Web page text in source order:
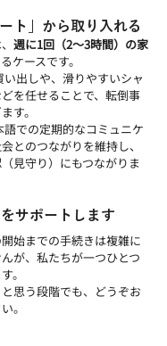
ト」から取り入れる
週に1回（2～3時間）の家
ケースです。
い出しや、滑りやすいシャ
を任せることで、転倒事
す。
語での定期的なコミュニケ
とのつながりを維持し、
見守り）にもつながりま
サポートします
始までの手続きは複雑に
が、私たちが一つひとつ
。
と思う段階でも、どうぞお
。